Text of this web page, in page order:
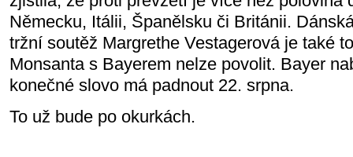
Německu, Itálii, Španělsku či Británii.
tržní soutěž Margrethe Vestagerová je také
Monsanta s Bayerem nelze povolit. Bayer
konečné slovo má padnout 22. srpna.
To už bude po okurkách.